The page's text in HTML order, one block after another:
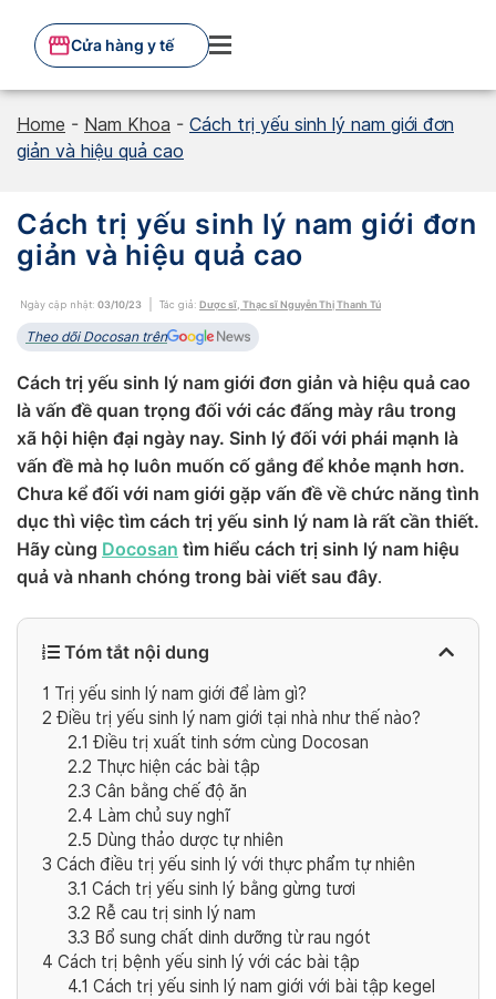
content
Cửa hàng y tế
Home - Nam Khoa - Cách trị yếu sinh lý nam giới đơn
giản và hiệu quả cao
Cách trị yếu sinh lý nam giới đơn
giản và hiệu quả cao
Ngày cập nhật: 03/10/23 Tác giả: Dược sĩ, Thạc sĩ Nguyễn Thị Thanh Tú
Theo dõi Docosan trên
Cách trị yếu sinh lý nam giới đơn giản và hiệu quả cao
là vấn đề quan trọng đối với các đấng mày râu trong
xã hội hiện đại ngày nay. Sinh lý đối với phái mạnh là
vấn đề mà họ luôn muốn cố gắng để khỏe mạnh hơn.
Chưa kể đối với nam giới gặp vấn đề về chức năng tình
dục thì việc tìm cách trị yếu sinh lý nam là rất cần thiết.
Hãy cùng Docosan tìm hiểu cách trị sinh lý nam hiệu
quả và nhanh chóng trong bài viết sau đây.
Tóm tắt nội dung
1 Trị yếu sinh lý nam giới để làm gì?
2 Điều trị yếu sinh lý nam giới tại nhà như thế nào?
2.1 Điều trị xuất tinh sớm cùng Docosan
2.2 Thực hiện các bài tập
2.3 Cân bằng chế độ ăn
2.4 Làm chủ suy nghĩ
2.5 Dùng thảo dược tự nhiên
3 Cách điều trị yếu sinh lý với thực phẩm tự nhiên
3.1 Cách trị yếu sinh lý bằng gừng tươi
3.2 Rễ cau trị sinh lý nam
3.3 Bổ sung chất dinh dưỡng từ rau ngót
4 Cách trị bệnh yếu sinh lý với các bài tập
4.1 Cách trị yếu sinh lý nam giới với bài tập kegel